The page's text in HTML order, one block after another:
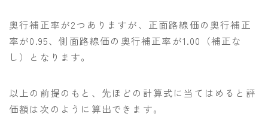
奥行補正率が2つありますが、正面路線価の奥行補正
率が0.95、側面路線価の奥行補正率が1.00（補正な
し）となります。
以上の前提のもと、先ほどの計算式に当てはめると評
価額は次のように算出できます。